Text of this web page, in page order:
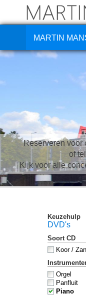
MARTIN
Reserveren
of
Kijk voor alle
Keuzehulp
DVD's
Soort CD
Koor /
Orgel
Panfluit
Piano